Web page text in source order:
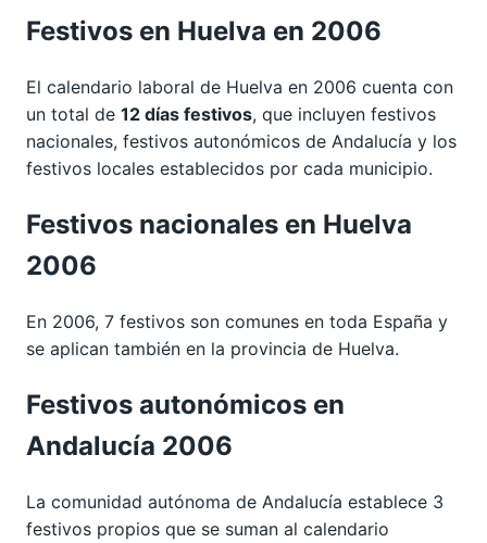
Festivos en Huelva en 2006
El calendario laboral de Huelva en 2006 cuenta con
un total de 12 días festivos, que incluyen festivos
nacionales, festivos autonómicos de Andalucía y los
festivos locales establecidos por cada municipio.
Festivos nacionales en Huelva
2006
En 2006, 7 festivos son comunes en toda España y
se aplican también en la provincia de Huelva.
Festivos autonómicos en
Andalucía 2006
La comunidad autónoma de Andalucía establece 3
festivos propios que se suman al calendario